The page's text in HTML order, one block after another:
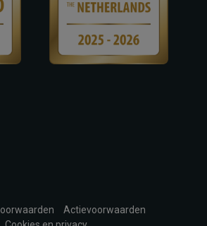
Actievoorwaarden